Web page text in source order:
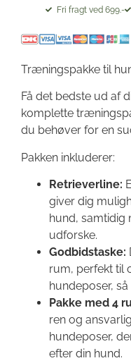
Fri fragt ved 699.-
Træningspakke til
Få det bedste ud af
komplette
du behøver for en
Pakken inkluderer:
Retrieverline:
giver dig
hund, samtidig
udforske.
Godbidstaske:
rum, perfekt til
hundeposer,
Pakke med 4
ren og
hundeposer,
efter din hund.